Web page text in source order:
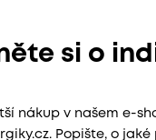
si o
nákup v našem e-
Popište, o